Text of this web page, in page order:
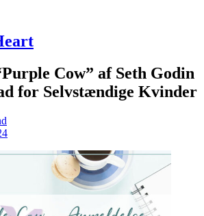
Cow” af Seth Godin
for Selvstændige Kvinder